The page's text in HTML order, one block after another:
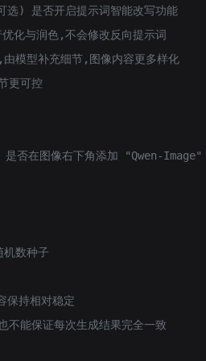
) 是否开启提示词智能改写功能
化与润色,不会修改反向提示词
模型补充细节,图像内容更多样化
更可控
否在图像右下角添加 "Qwen-Image"
数种子
持相对稳定
能保证每次生成结果完全一致